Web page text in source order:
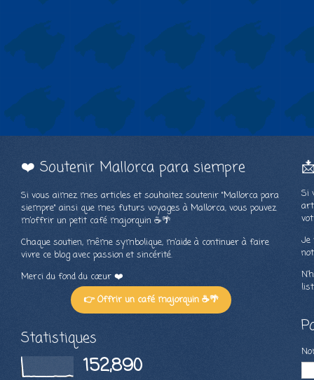
❤️ Soutenir Mallorca para siempre
Si vous aimez mes articles et souhaitez soutenir "Mallorca para
siempre" ainsi que mes futurs voyages à Mallorca, vous pouvez
m’offrir un petit café majorquin ☕🌴
Chaque soutien, même symbolique, m’aide à continuer à faire
vivre ce blog avec passion et sincérité.
Merci du fond du cœur ❤️
👉 Offrir un café majorquin ☕🌴
Statistiques
152,890
Si
Je